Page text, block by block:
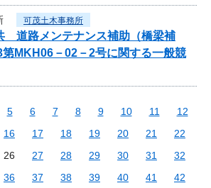
可茂土木事務所
道路メンテナンス補助（橋梁補
MKH06－02－2号に関する一般競
5 6 7 8 9 10 11
12
16 17 18 19 20 21
22
26 27 28 29 30 31
32
36 37 38 39 40 41
42